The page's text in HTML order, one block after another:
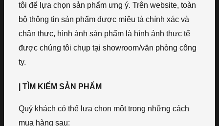
tôi để lựa chọn sản phẩm ưng ý. Trên website, toàn
bộ thông tin sản phẩm được miêu tả chính xác và
chân thực, hình ảnh sản phẩm là hình ảnh thực tế
được chúng tôi chụp tại showroom/văn phòng công
ty.
| TÌM KIẾM SẢN PHẨM
Quý khách có thể lựa chọn một trong những cách
mua hàng sau: